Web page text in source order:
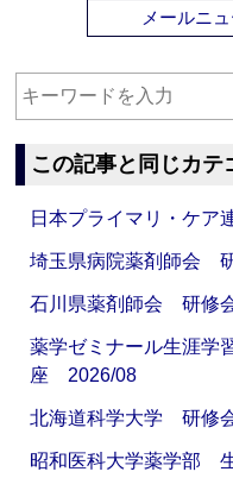
メールニ
この記事と同じカテ
日本プライマリ・ケ
埼玉県病院薬剤師会
石川県薬剤師会 研修
薬学ゼミナール生涯
座 2026/08
北海道科学大学 研修
昭和医科大学薬学部